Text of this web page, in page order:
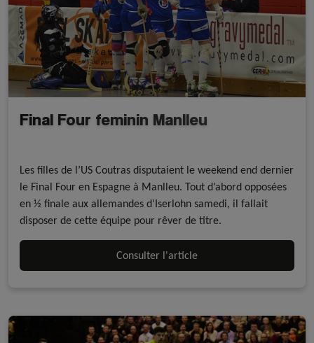
Final Four feminin Manlleu
Les filles de l’US Coutras disputaient le weekend end dernier
le Final Four en Espagne à Manlleu. Tout d’abord opposées
en ½ finale aux allemandes d’Iserlohn samedi, il fallait
disposer de cette équipe pour rêver de titre.
Consulter l'article